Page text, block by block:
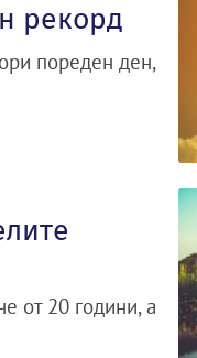
рекорд
пореден ден,
от 20 години, а